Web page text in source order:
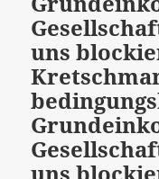
uns
uns